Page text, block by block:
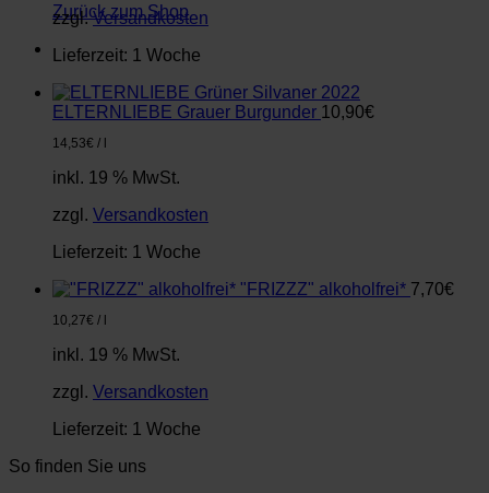
Zurück zum Shop
zzgl.Versandkosten
Lieferzeit: 1 Woche
ELTERNLIEBE Grauer Burgunder 10,90€
14,53€ /
inkl. 19 % MwSt.
zzgl. Versandkosten
Lieferzeit: 1 Woche
"FRIZZZ" alkoholfrei* 7,70€
10,27€ /
inkl. 19 % MwSt.
zzgl. Versandkosten
Lieferzeit: 1 Woche
So finden Sie uns